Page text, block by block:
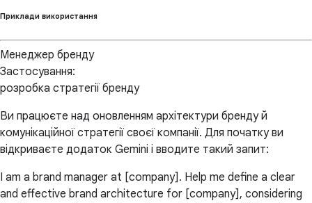
Приклади використання
Менеджер бренду
Застосування:
розробка стратегії бренду
Ви працюєте над оновленням архітектури бренду й
комунікаційної стратегії своєї компанії. Для початку ви
відкриваєте додаток Gemini і вводите такий запит:
I am a brand manager at [company]. Help me define a clear
and effective brand architecture for [company], considering